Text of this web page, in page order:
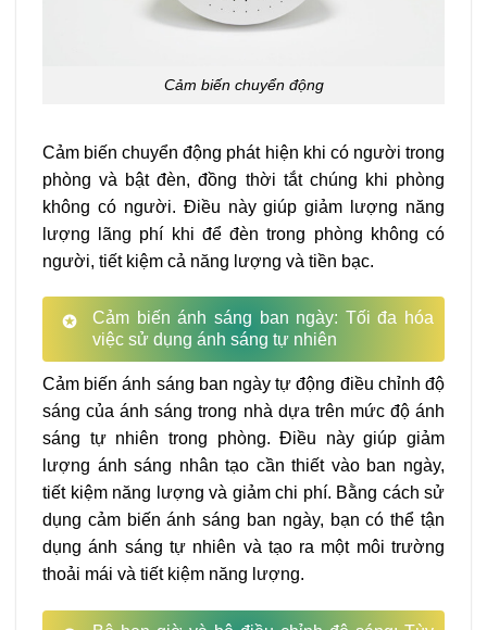
Cảm biến chuyển động
Cảm biến chuyển động phát hiện khi có người trong
phòng và bật đèn, đồng thời tắt chúng khi phòng
không có người. Điều này giúp giảm lượng năng
lượng lãng phí khi để đèn trong phòng không có
người, tiết kiệm cả năng lượng và tiền bạc.
Cảm biến ánh sáng ban ngày: Tối đa hóa
việc sử dụng ánh sáng tự nhiên
Cảm biến ánh sáng ban ngày tự động điều chỉnh độ
sáng của ánh sáng trong nhà dựa trên mức độ ánh
sáng tự nhiên trong phòng. Điều này giúp giảm
lượng ánh sáng nhân tạo cần thiết vào ban ngày,
tiết kiệm năng lượng và giảm chi phí. Bằng cách sử
dụng cảm biến ánh sáng ban ngày, bạn có thể tận
dụng ánh sáng tự nhiên và tạo ra một môi trường
thoải mái và tiết kiệm năng lượng.